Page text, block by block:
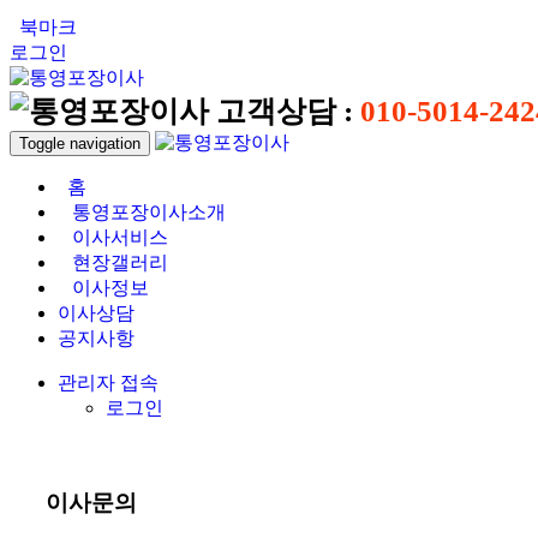
북마크
로그인
고객상담 : 010-5014-
Toggle navigation
홈
통영포장이사소개
이사서비스
현장갤러리
이사정보
이사상담
공지사항
관리자 접속
로그인
이사문의